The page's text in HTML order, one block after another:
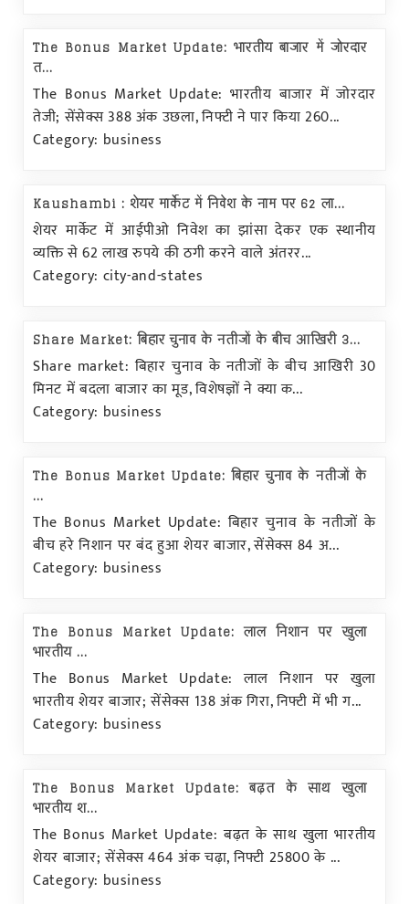
The Bonus Market Update: भारतीय बाजार में जोरदार
त...
The Bonus Market Update: भारतीय बाजार में जोरदार
तेजी; सेंसेक्स 388 अंक उछला, निफ्टी ने पार किया 260...
Category: business
Kaushambi : शेयर मार्केट में निवेश के नाम पर 62 ला...
शेयर मार्केट में आईपीओ निवेश का झांसा देकर एक स्थानीय
व्यक्ति से 62 लाख रुपये की ठगी करने वाले अंतरर...
Category: city-and-states
Share Market: बिहार चुनाव के नतीजों के बीच आखिरी 3...
Share market: बिहार चुनाव के नतीजों के बीच आखिरी 30
मिनट में बदला बाजार का मूड, विशेषज्ञों ने क्या क...
Category: business
The Bonus Market Update: बिहार चुनाव के नतीजों के
...
The Bonus Market Update: बिहार चुनाव के नतीजों के
बीच हरे निशान पर बंद हुआ शेयर बाजार, सेंसेक्स 84 अ...
Category: business
The Bonus Market Update: लाल निशान पर खुला
भारतीय ...
The Bonus Market Update: लाल निशान पर खुला
भारतीय शेयर बाजार; सेंसेक्स 138 अंक गिरा, निफ्टी में भी ग...
Category: business
The Bonus Market Update: बढ़त के साथ खुला
भारतीय श...
The Bonus Market Update: बढ़त के साथ खुला भारतीय
शेयर बाजार; सेंसेक्स 464 अंक चढ़ा, निफ्टी 25800 के ...
Category: business